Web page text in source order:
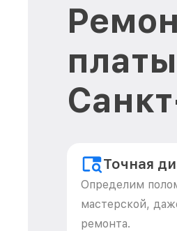
Точная
Определим
мастерской,
ремонта.